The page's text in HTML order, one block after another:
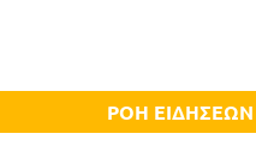
ΡΟΗ ΕΙΔΗΣΕΩΝ